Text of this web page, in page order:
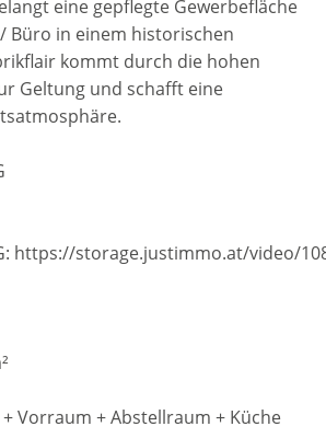
eine gepflegte Gewerbefläche
Büro in einem historischen
kommt durch die hohen
Geltung und schafft eine
https://storage.justimmo.at/video/
Vorraum + Abstellraum + Küche